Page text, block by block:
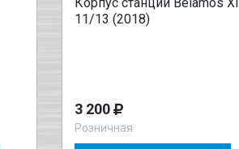
11/13 (2018)
3 200
Розничная